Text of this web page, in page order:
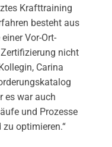
Krafttraining
besteht aus
Vor-Ort-
nicht
Carina
es war auch
und Prozesse
optimieren.“